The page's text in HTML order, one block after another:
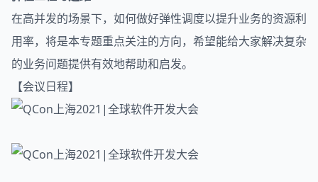
在高并发的场景下，如何做好弹性调度以提升业务的资源利
用率，将是本专题重点关注的方向，希望能给大家解决复杂
的业务问题提供有效地帮助和启发。
【会议日程】